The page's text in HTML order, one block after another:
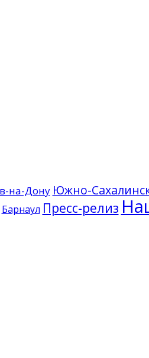
на-Дону Южно-
Барнаул Пресс-релиз